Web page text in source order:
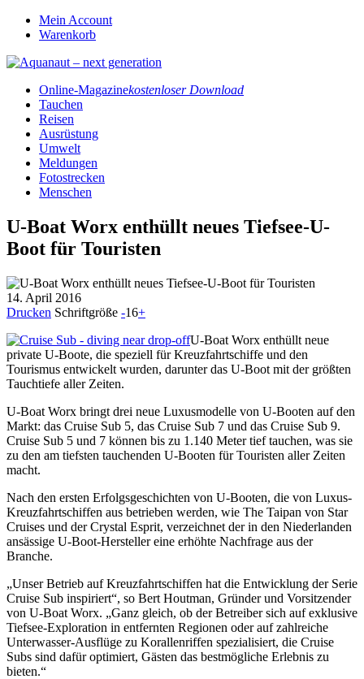
Mein Account
Warenkorb
Online-Magazinekostenloser Download
Tauchen
Reisen
Ausrüstung
Umwelt
Meldungen
Fotostrecken
Menschen
U-Boat Worx enthüllt neues Tiefsee-U-
Boot für Touristen
14. April 2016
Drucken Schriftgröße -16+
U-Boat Worx enthüllt neue
private U-Boote, die speziell für Kreuzfahrtschiffe und den
Tourismus entwickelt wurden, darunter das U-Boot mit der größten
Tauchtiefe aller Zeiten.
U-Boat Worx bringt drei neue Luxusmodelle von U-Booten auf den
Markt: das Cruise Sub 5, das Cruise Sub 7 und das Cruise Sub 9.
Cruise Sub 5 und 7 können bis zu 1.140 Meter tief tauchen, was sie
zu den am tiefsten tauchenden U-Booten für Touristen aller Zeiten
macht.
Nach den ersten Erfolgsgeschichten von U-Booten, die von Luxus-
Kreuzfahrtschiffen aus betrieben werden, wie The Taipan von Star
Cruises und der Crystal Esprit, verzeichnet der in den Niederlanden
ansässige U-Boot-Hersteller eine erhöhte Nachfrage aus der
Branche.
„Unser Betrieb auf Kreuzfahrtschiffen hat die Entwicklung der Serie
Cruise Sub inspiriert“, so Bert Houtman, Gründer und Vorsitzender
von U-Boat Worx. „Ganz gleich, ob der Betreiber sich auf exklusive
Tiefsee-Exploration in entfernten Regionen oder auf zahlreiche
Unterwasser-Ausflüge zu Korallenriffen spezialisiert, die Cruise
Subs sind dafür optimiert, Gästen das bestmögliche Erlebnis zu
bieten.“